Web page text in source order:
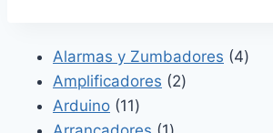
Alarmas y Zumbadores 44
Amplificadores 22
Arduino 1111
productos
1